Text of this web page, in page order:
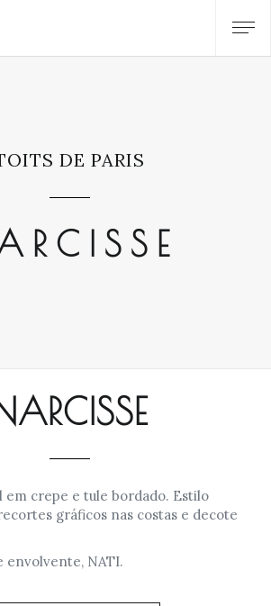
DE PARIS
em crepe e tule bordado. Estilo
gráficos nas costas e decote
envolvente, NATI.